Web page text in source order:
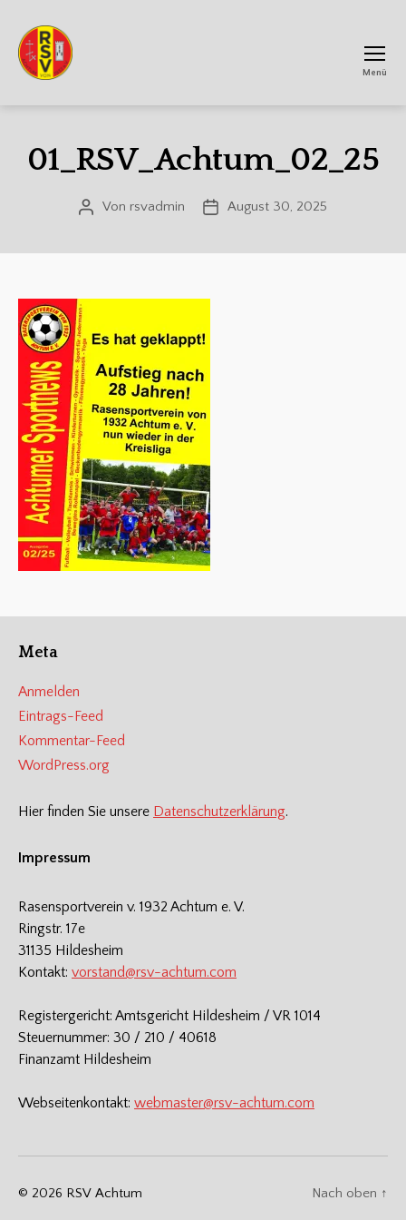
Menü
01_RSV_Achtum_02_25
Beitragsautor
Von rsvadmin Veröffentlichungsdatum
August 30, 2025
Meta
Anmelden
Eintrags-Feed
Kommentar-Feed
WordPress.org
Hier finden Sie unsere Datenschutzerklärung.
Impressum
Rasensportverein v. 1932 Achtum e. V.
Ringstr. 17e
31135 Hildesheim
Kontakt: vorstand@rsv-achtum.com
Registergericht: Amtsgericht Hildesheim / VR 1014
Steuernummer: 30 / 210 / 40618
Finanzamt Hildesheim
Webseitenkontakt: webmaster@rsv-achtum.com
© 2026 RSV Achtum Nach oben ↑